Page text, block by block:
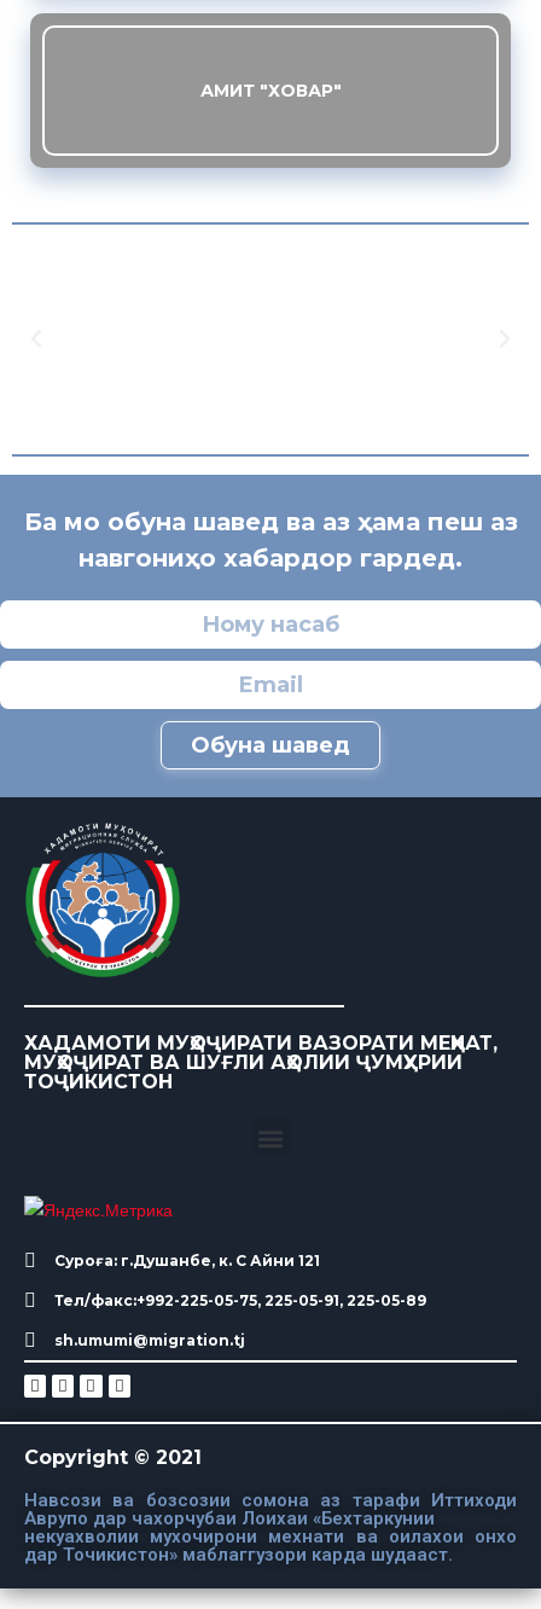
АМИТ "ХОВАР"
Ба мо обуна шавед ва аз ҳама пеш аз
навгониҳо хабардор гардед.
Обуна шавед
ХАДАМОТИ МУҲОҶИРАТИ ВАЗОРАТИ МЕҲНАТ,
МУҲОҶИРАТ ВА ШУҒЛИ АҲОЛИИ ҶУМҲУРИИ
ТОҶИКИСТОН
Суроға: г.Душанбе, к. С Айни 121
Тел/факс:+992-225-05-75, 225-05-91, 225-05-89
sh.umumi@migration.tj
Copyright © 2021
Навсози ва бозсозии сомона аз тарафи Иттиходи
Аврупо дар чахорчубаи Лоихаи «Бехтаркунии
некуахволии мухочирони мехнати ва оилахои онхо
дар Точикистон» маблаггузори карда шудааст.